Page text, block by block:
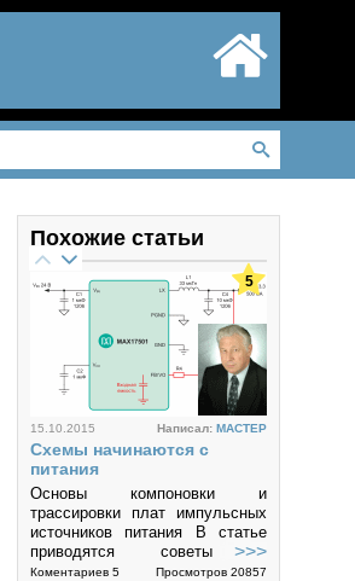
Похожие статьи
15.10.2015 Написал: MACTEP
Схемы начинаются с
питания
Основы компоновки и
трассировки плат импульсных
источников питания В статье
приводятся советы и
рекомендации по созданию
>>>
Коментариев 5 Просмотров 20857
5